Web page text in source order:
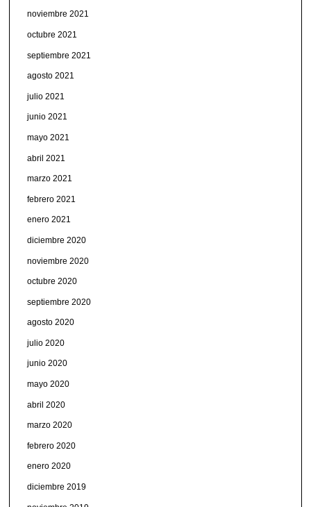
noviembre 2021
octubre 2021
septiembre 2021
agosto 2021
julio 2021
junio 2021
mayo 2021
abril 2021
marzo 2021
febrero 2021
enero 2021
diciembre 2020
noviembre 2020
octubre 2020
septiembre 2020
agosto 2020
julio 2020
junio 2020
mayo 2020
abril 2020
marzo 2020
febrero 2020
enero 2020
diciembre 2019